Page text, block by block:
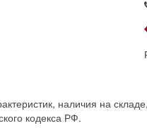
наличия на
кодекса РФ.